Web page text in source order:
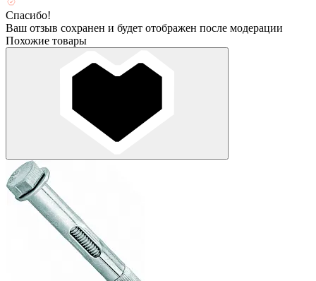
Спасибо!
Ваш отзыв сохранен и будет отображен после модерации
Похожие товары